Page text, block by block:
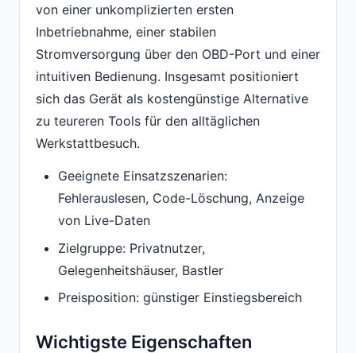
von einer unkomplizierten ersten
Inbetriebnahme, einer stabilen
Stromversorgung über den OBD-Port und einer
intuitiven Bedienung. Insgesamt positioniert
sich das Gerät als kostengünstige Alternative
zu teureren Tools für den alltäglichen
Werkstattbesuch.
Geeignete Einsatzszenarien:
Fehlerauslesen, Code-Löschung, Anzeige
von Live-Daten
Zielgruppe: Privatnutzer,
Gelegenheitshäuser, Bastler
Preisposition: günstiger Einstiegsbereich
Wichtigste Eigenschaften